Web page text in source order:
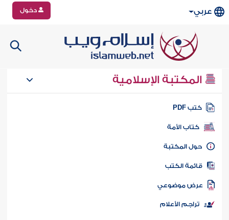
عربي دخول
المكتبة الإسلامية
كتب PDF
كتاب الأمة
المكتبة
الكتب
موضوعي